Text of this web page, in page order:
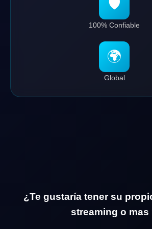
🛡️
100% Confiable
🌍
Global
¿Te gustaría tener su
streaming o mas